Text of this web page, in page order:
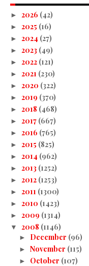
► 2026 (42)
► 2025 (16)
► 2024 (27)
► 2023 (49)
► 2022 (121)
► 2021 (230)
► 2020 (322)
► 2019 (370)
► 2018 (468)
► 2017 (667)
► 2016 (765)
► 2015 (825)
► 2014 (962)
► 2013 (1252)
► 2012 (1253)
► 2011 (1300)
► 2010 (1423)
► 2009 (1314)
▼ 2008 (1146)
► December (96)
► November (115)
► October (107)